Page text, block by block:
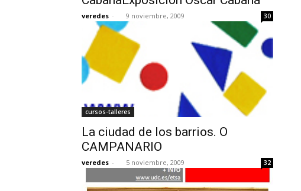
veredes - 9 noviembre, 2009 30
cursos-talleres
La ciudad de los barrios. O
CAMPANARIO
veredes - 5 noviembre, 2009 32